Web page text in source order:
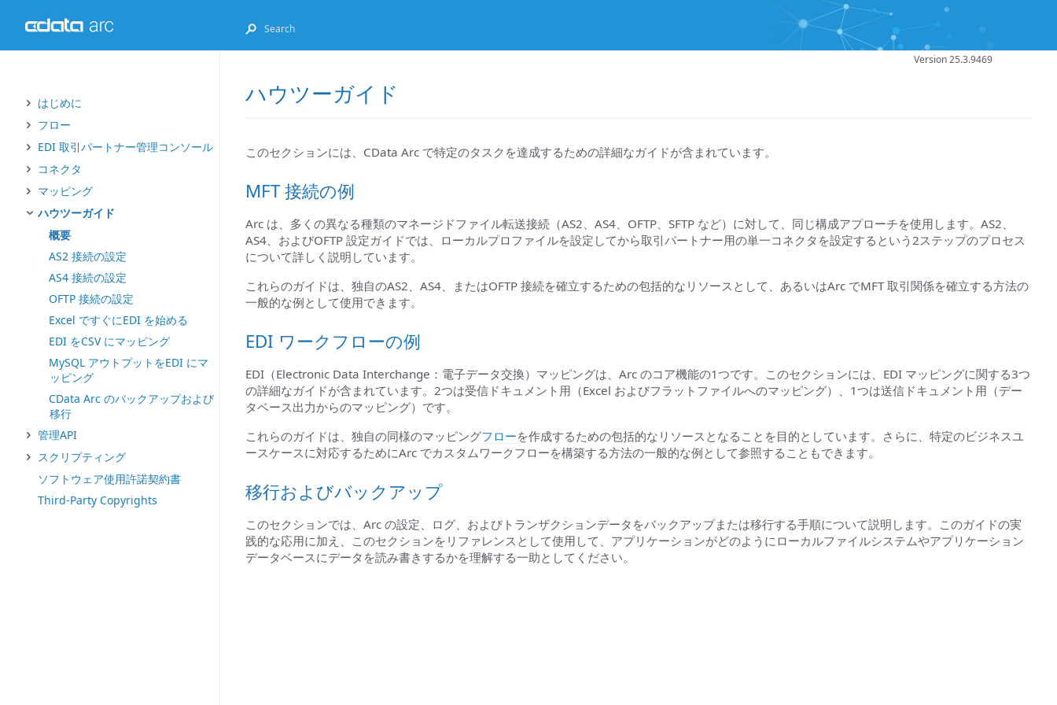
はじめに
フロー
EDI 取引パートナー管理コンソール
コネクタ
マッピング
ハウツーガイド
概要
AS2 接続の設定
AS4 接続の設定
OFTP 接続の設定
Excel ですぐにEDI を始める
EDI をCSV にマッピング
MySQL アウトプットをEDI にマ
ッピング
CData Arc のバックアップおよび
移行
管理API
スクリプティング
ソフトウェア使用許諾契約書
Third-Party Copyrights
ハウツーガイド
Version 25.3.9469
このセクションには、CData Arc で特定のタスクを達成するための詳細なガイドが含まれています。
MFT 接続の例
Arc は、多くの異なる種類のマネージドファイル転送接続（AS2、AS4、OFTP、SFTP など）に対して、同じ構成アプローチを使用します。AS2、
AS4、およびOFTP 設定ガイドでは、ローカルプロファイルを設定してから取引パートナー用の単一コネクタを設定するという2ステップのプロセス
について詳しく説明しています。
これらのガイドは、独自のAS2、AS4、またはOFTP 接続を確立するための包括的なリソースとして、あるいはArc でMFT 取引関係を確立する方法の
一般的な例として使用できます。
EDI ワークフローの例
EDI（Electronic Data Interchange：電子データ交換）マッピングは、Arc のコア機能の1つです。このセクションには、EDI マッピングに関する3つ
の詳細なガイドが含まれています。2つは受信ドキュメント用（Excel およびフラットファイルへのマッピング）、1つは送信ドキュメント用（デー
タベース出力からのマッピング）です。
これらのガイドは、独自の同様のマッピングフローを作成するための包括的なリソースとなることを目的としています。さらに、特定のビジネスユ
ースケースに対応するためにArc でカスタムワークフローを構築する方法の一般的な例として参照することもできます。
移行およびバックアップ
このセクションでは、Arc の設定、ログ、およびトランザクションデータをバックアップまたは移行する手順について説明します。このガイドの実
践的な応用に加え、このセクションをリファレンスとして使用して、アプリケーションがどのようにローカルファイルシステムやアプリケーション
データベースにデータを読み書きするかを理解する一助としてください。